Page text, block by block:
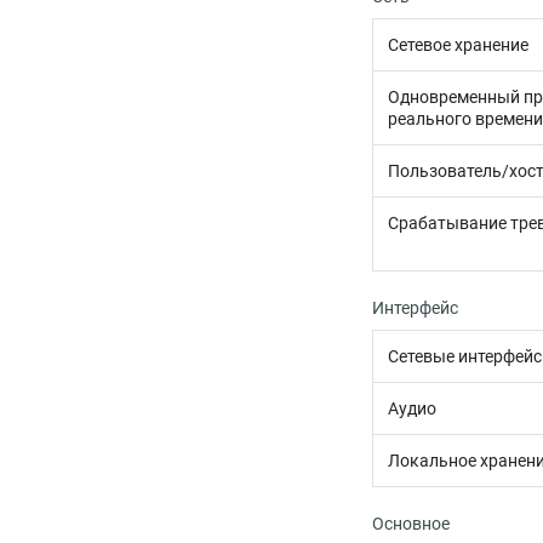
Сетевое хранение
Одновременный
реального времени
Пользователь/хост
Срабатывание
Интерфейс
Сетевые
Аудио
Локальное
Основное